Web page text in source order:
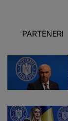
PARTENERI